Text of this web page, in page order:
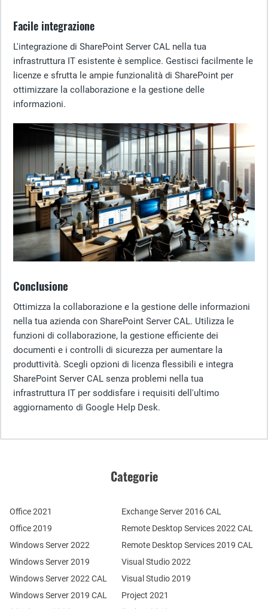
Facile integrazione
L'integrazione di SharePoint Server CAL nella tua
infrastruttura IT esistente è semplice. Gestisci facilmente le
licenze e sfrutta le ampie funzionalità di SharePoint per
ottimizzare la collaborazione e la gestione delle
informazioni.
Conclusione
Ottimizza la collaborazione e la gestione delle informazioni
nella tua azienda con SharePoint Server CAL. Utilizza le
funzioni di collaborazione, la gestione efficiente dei
documenti e i controlli di sicurezza per aumentare la
produttività. Scegli opzioni di licenza flessibili e integra
SharePoint Server CAL senza problemi nella tua
infrastruttura IT per soddisfare i requisiti dell'ultimo
aggiornamento di Google Help Desk.
Categorie
Office 2021
Office 2019
Windows Server 2022
Windows Server 2019
Windows Server 2022 CAL
Windows Server 2019 CAL
Remote Desktop Services 2022 CAL
Remote Desktop Services 2019 CAL
Exchange Server 2016 CAL
Visual Studio 2022
Visual Studio 2019
Project 2021